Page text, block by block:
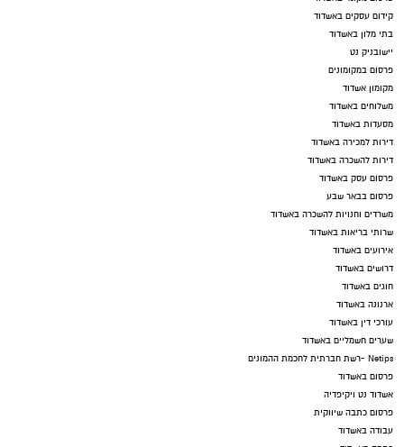
קידום עסקים באשדוד
בתי מלון באשדוד
יישובניק נט
פרסום במקומונים
מקומון אשדוד
משלוחים באשדוד
מסעדות באשדוד
דירות למכירה באשדוד
דירות להשכרה באשדוד
פרסום עסק באשדוד
פרסום בבאר שבע
משרדים וחנויות להשכרה באשדוד
שרותי בריאות באשדוד
אירועים באשדוד
דרושים באשדוד
חוגים באשדוד
ארנונה באשדוד
עורכי דין באשדוד
שערים חשמליים באשדוד
Netips -רשת חברתית לחכמת ההמונים
פרסום באשדוד
אשדוד נט ויקיפדיה
פרסום כתבה שיווקית
עבודה באשדוד